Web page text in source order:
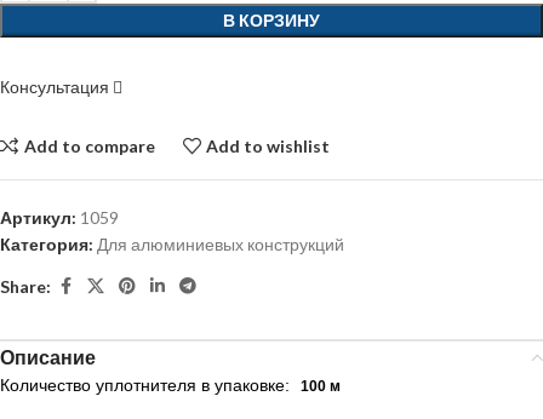
В КОРЗИНУ
Консультация
Add to compare Add to wishlist
Артикул: 1059
Категория: Для алюминиевых конструкций
Share:
Описание
Количество уплотнителя в упаковке: 100 м